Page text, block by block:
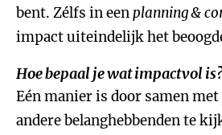
bent. Zélfs in eenplanning &
impact uiteindelijk het
Hoe bepaal je wat impactvol
Eén manier is door samen
andere belanghebbenden te